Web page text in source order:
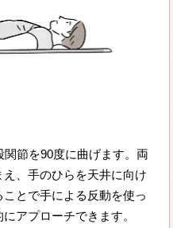
節を90度に曲げます。両
、手のひらを天井に向け
とで手による反動を使っ
アプローチできます。